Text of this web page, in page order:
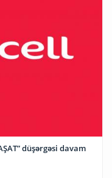
düşərgəsi davam